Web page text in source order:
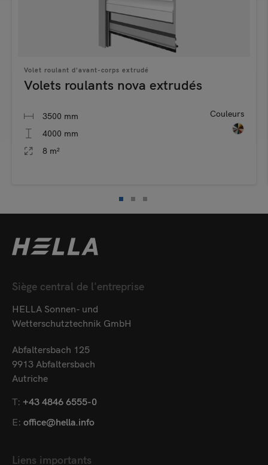
Volet roulant d'avant-corps extrudé
Volets roulants nova extrudés
3500 mm
4000 mm
8 m²
Couleurs
Siège central de l'entreprise
HELLA Sonnen- und
Wetterschutztechnik GmbH
Abfaltersbach 125
9913 Abfaltersbach
Autriche
T: +43 4846 6555-0
E: office@hella.info
Liens importants